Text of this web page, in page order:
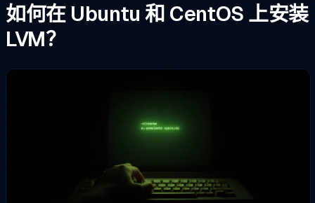
如何在 Ubuntu 和 CentOS 上安装
LVM？